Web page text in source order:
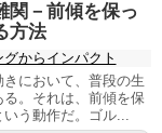
関－前傾を保っ
方法
からインパクト
において、普段の生
。それは、前傾を保
いう動作だ。ゴル...